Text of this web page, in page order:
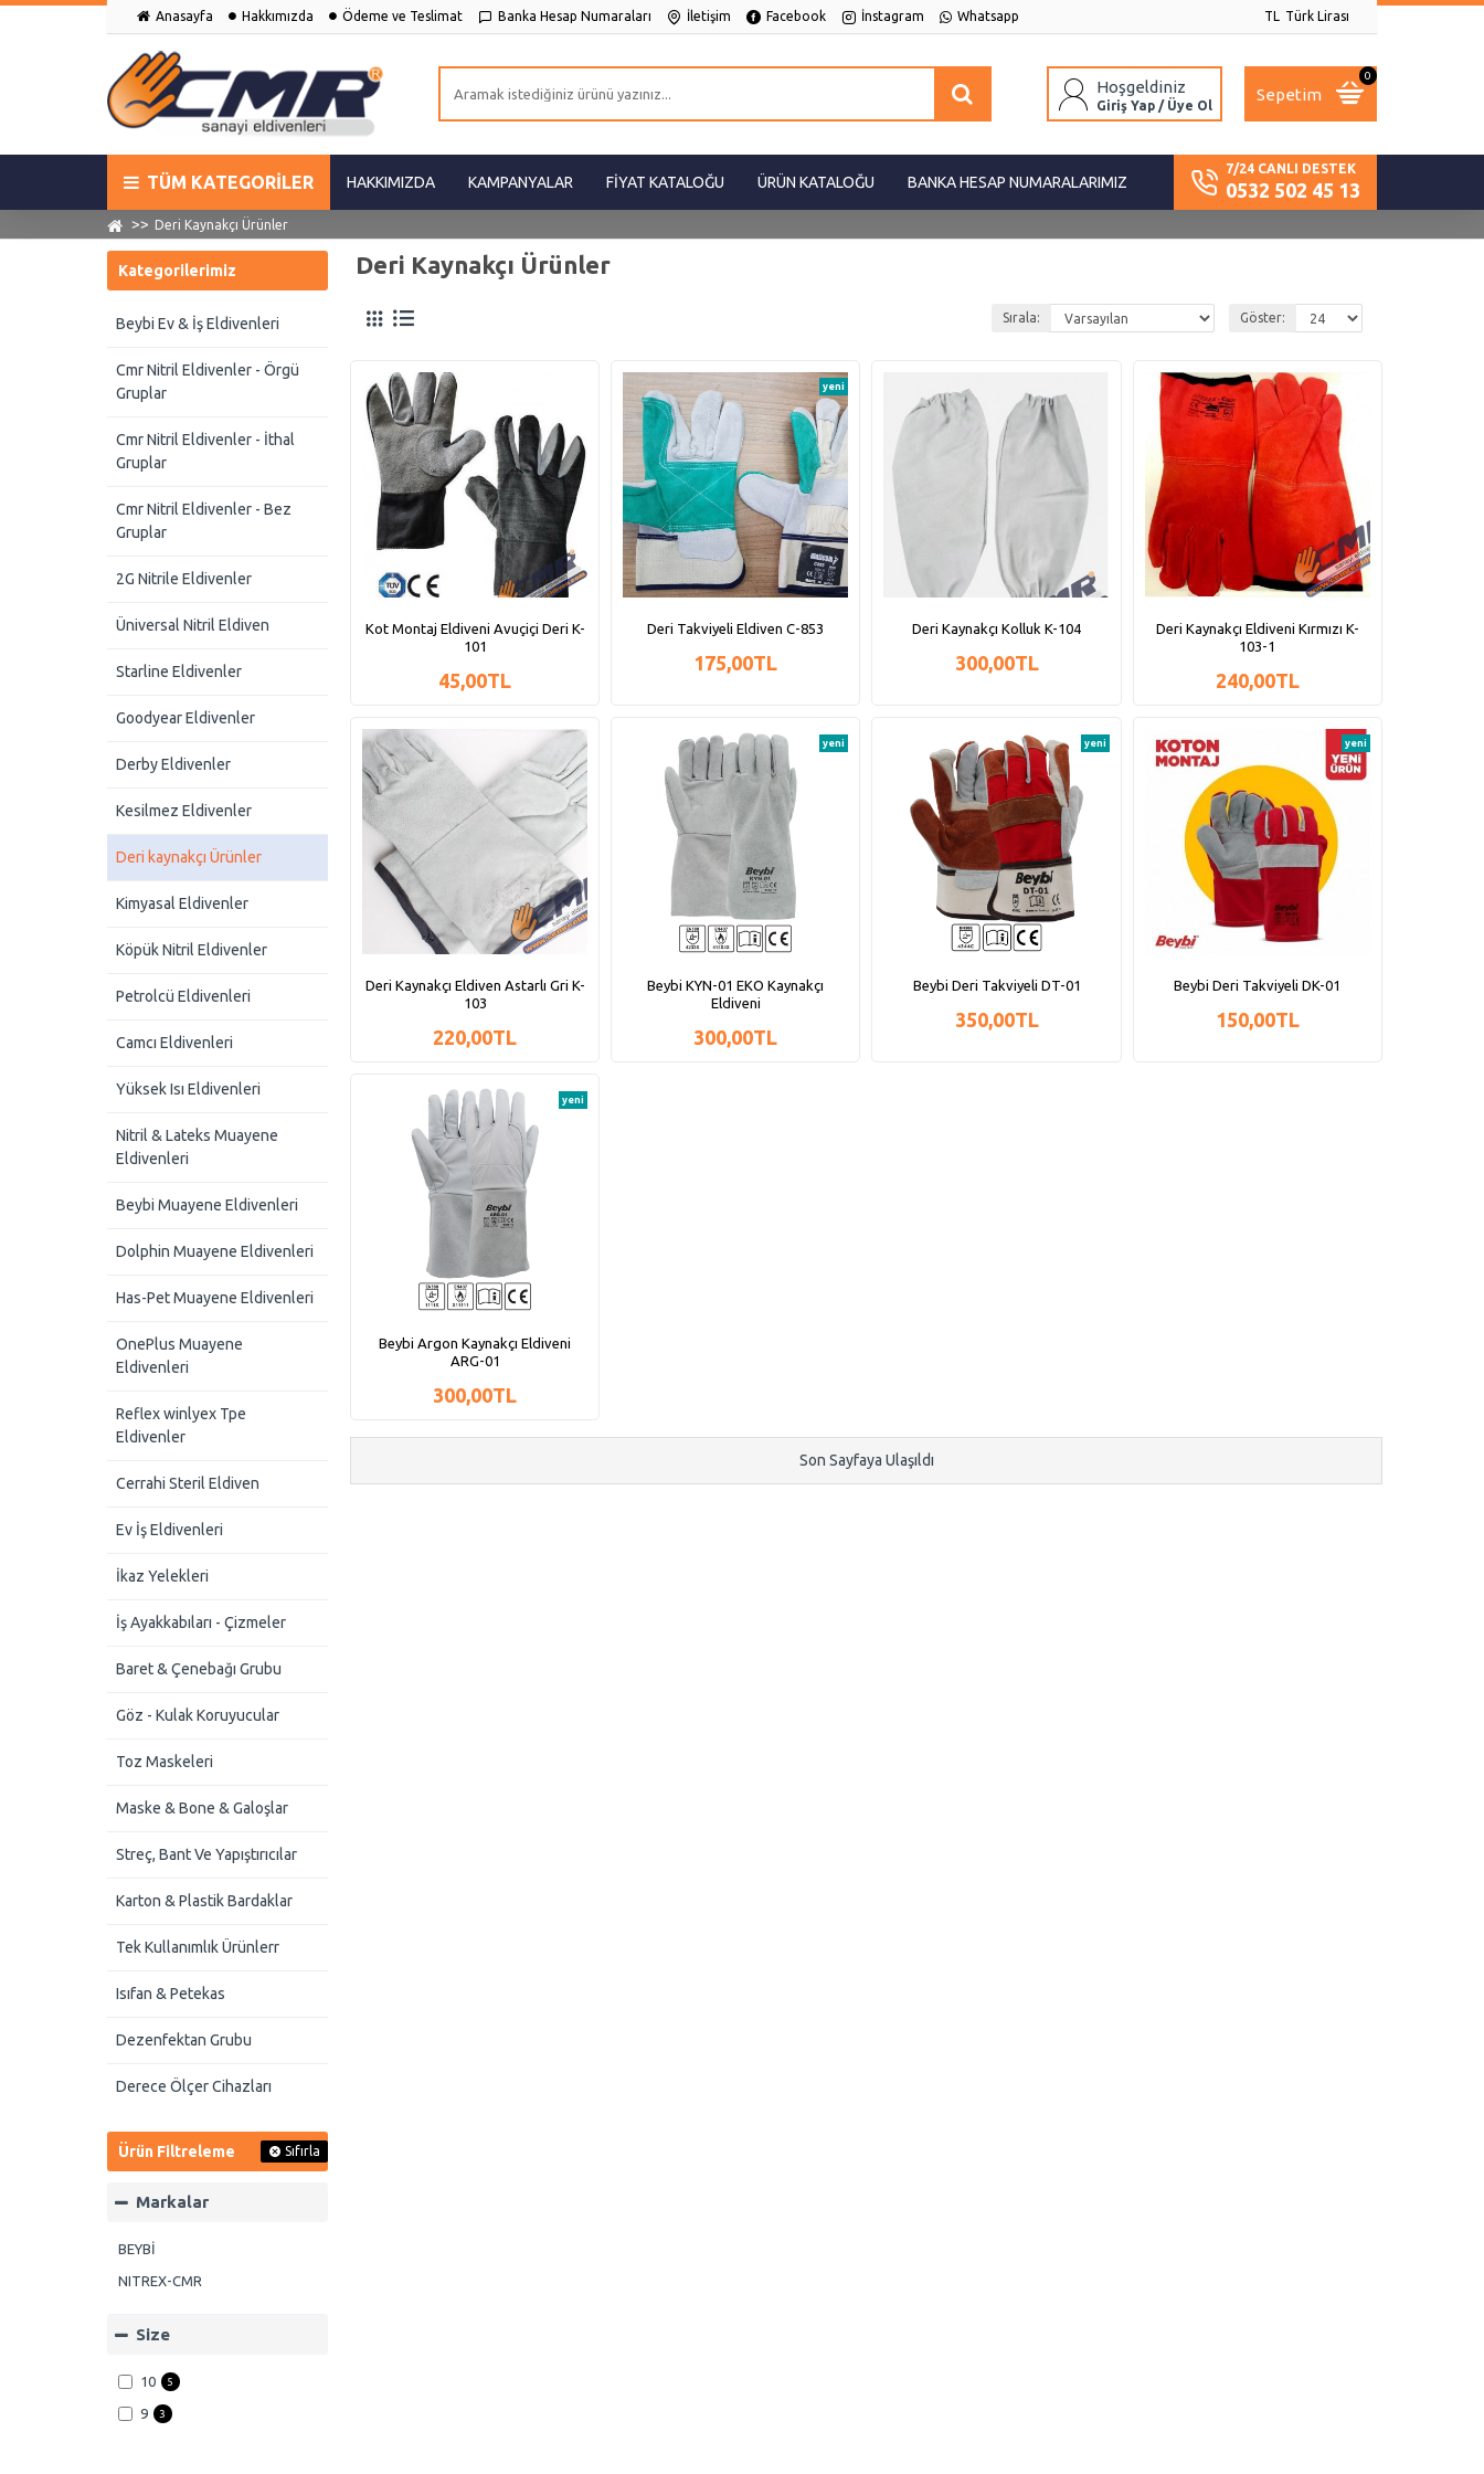
Anasayfa Hakkımızda Ödeme ve Teslimat Banka Hesap Numaraları İletişim Facebook İnstagram Whatsapp TL Türk Lirası
Hoşgeldiniz
Giriş Yap / Üye Ol
Sepetim
0
TÜM KATEGORILER HAKKIMIZDA KAMPANYALAR FİYAT KATALOĞU ÜRÜN KATALOĞU BANKA HESAP NUMARALARIMIZ
7/24 CANLI DESTEK
0532 502 45 13
Deri Kaynakçı Ürünler
Kategorilerimiz
Beybi Ev & İş Eldivenleri
Cmr Nitril Eldivenler - Örgü
Gruplar
Cmr Nitril Eldivenler - İthal
Gruplar
Cmr Nitril Eldivenler - Bez
Gruplar
2G Nitrile Eldivenler
Üniversal Nitril Eldiven
Starline Eldivenler
Goodyear Eldivenler
Derby Eldivenler
Kesilmez Eldivenler
Deri kaynakçı Ürünler
Kimyasal Eldivenler
Köpük Nitril Eldivenler
Petrolcü Eldivenleri
Camcı Eldivenleri
Yüksek Isı Eldivenleri
Nitril & Lateks Muayene
Eldivenleri
Beybi Muayene Eldivenleri
Dolphin Muayene Eldivenleri
Has-Pet Muayene Eldivenleri
OnePlus Muayene
Eldivenleri
Reflex winlyex Tpe
Eldivenler
Cerrahi Steril Eldiven
Ev İş Eldivenleri
İkaz Yelekleri
İş Ayakkabıları - Çizmeler
Baret & Çenebağı Grubu
Göz - Kulak Koruyucular
Toz Maskeleri
Maske & Bone & Galoşlar
Streç, Bant Ve Yapıştırıcılar
Karton & Plastik Bardaklar
Tek Kullanımlık Ürünlerr
Isıfan & Petekas
Dezenfektan Grubu
Derece Ölçer Cihazları
Ürün Filtreleme Sıfırla
Markalar
BEYBİ
NITREX-CMR
Size
10 5
9 3
Deri Kaynakçı Ürünler
Sırala: Göster:
Kot Montaj Eldiveni Avuçiçi Deri K-
101
45,00TL
yeni
Deri Takviyeli Eldiven C-853
175,00TL
Deri Kaynakçı Kolluk K-104
300,00TL
Deri Kaynakçı Eldiveni Kırmızı K-
103-1
240,00TL
Deri Kaynakçı Eldiven Astarlı Gri K-
103
220,00TL
yeni
Beybi KYN-01 EKO Kaynakçı
Eldiveni
300,00TL
yeni
Beybi Deri Takviyeli DT-01
350,00TL
yeni
Beybi Deri Takviyeli DK-01
150,00TL
yeni
Beybi Argon Kaynakçı Eldiveni
ARG-01
300,00TL
Son Sayfaya Ulaşıldı